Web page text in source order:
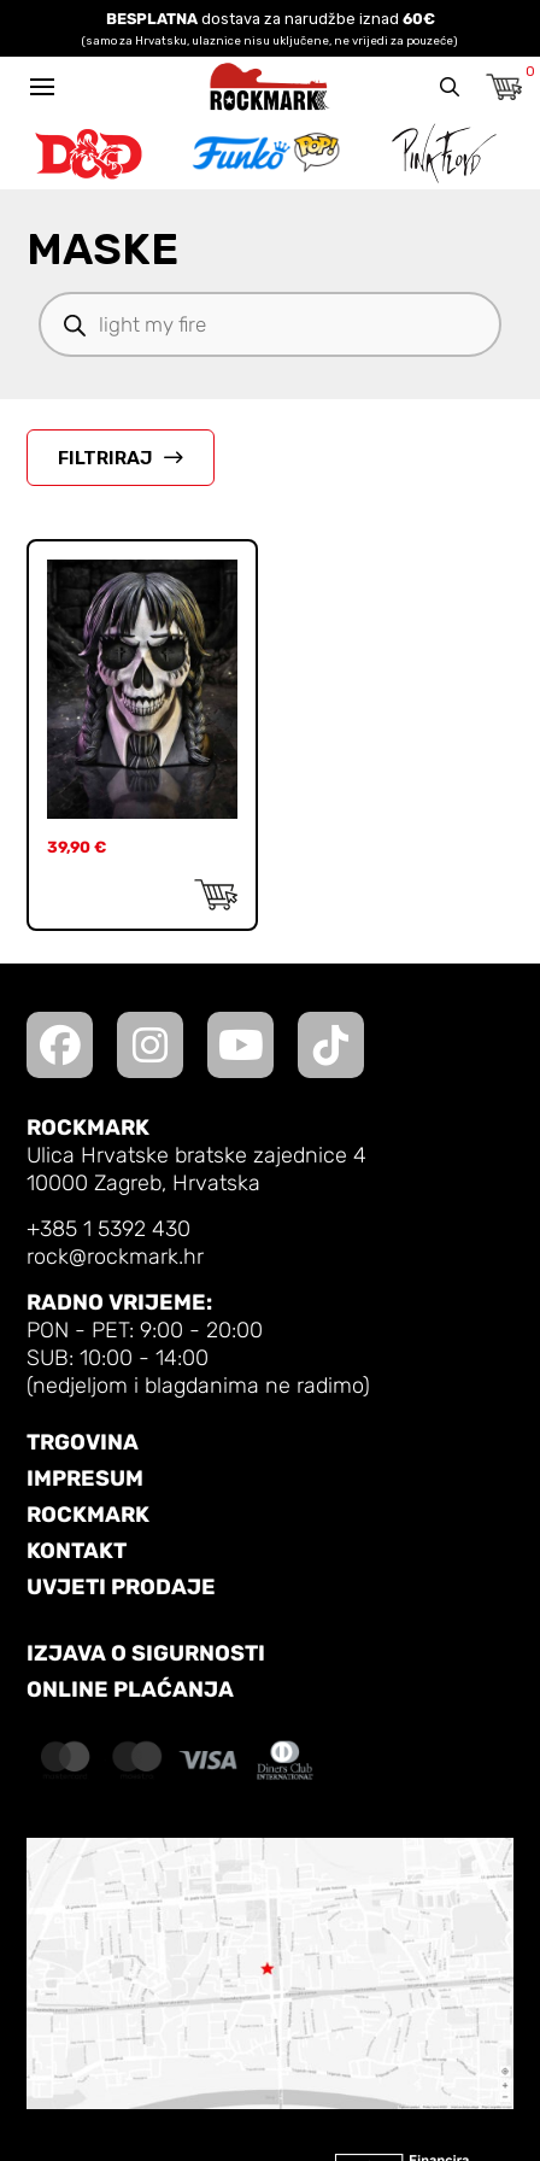
BESPLATNAdostava za narudžbe iznad 60€
(samo za Hrvatsku, ulaznice nisu uključene, ne vrijedi za pouzeće)
0
MASKE
Products
search
FILTRIRAJ
39,90€
ROCKMARK
Ulica Hrvatske bratske zajednice 4
10000 Zagreb, Hrvatska
+385 1 5392 430
rock@rockmark.hr
RADNO VRIJEME:
PON - PET: 9:00 - 20:00
SUB: 10:00 - 14:00
(nedjeljom i blagdanima ne radimo)
TRGOVINA
IMPRESUM
ROCKMARK
KONTAKT
UVJETI PRODAJE
IZJAVA O SIGURNOSTI
ONLINE PLAĆANJA